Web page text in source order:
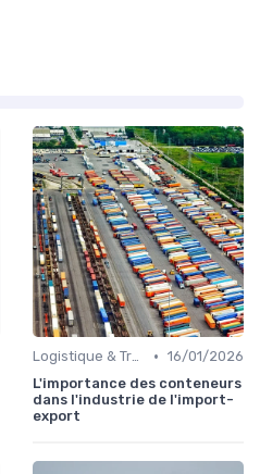
Logistique & Transport • 16/01/2026
L'importance des conteneurs
dans l'industrie de l'import-
export